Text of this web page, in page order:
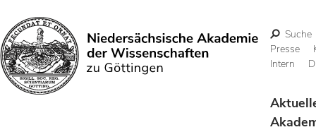
Suchen
Suche
Presse
Intern